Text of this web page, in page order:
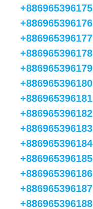
+886965396175
+886965396176
+886965396177
+886965396178
+886965396179
+886965396180
+886965396181
+886965396182
+886965396183
+886965396184
+886965396185
+886965396186
+886965396187
+886965396188